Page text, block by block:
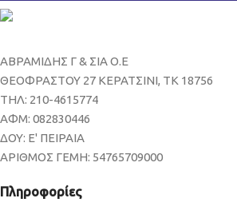
ΑΒΡΑΜΙΔΗΣ Γ & ΣΙΑ Ο.Ε
ΘΕΟΦΡΑΣΤΟΥ 27 ΚΕΡΑΤΣΙΝΙ, ΤΚ 18756
ΤΗΛ: 210-4615774
ΑΦΜ: 082830446
ΔΟΥ: Ε' ΠΕΙΡΑΙΑ
ΑΡΙΘΜΟΣ ΓΕΜΗ: 54765709000
Πληροφορίες